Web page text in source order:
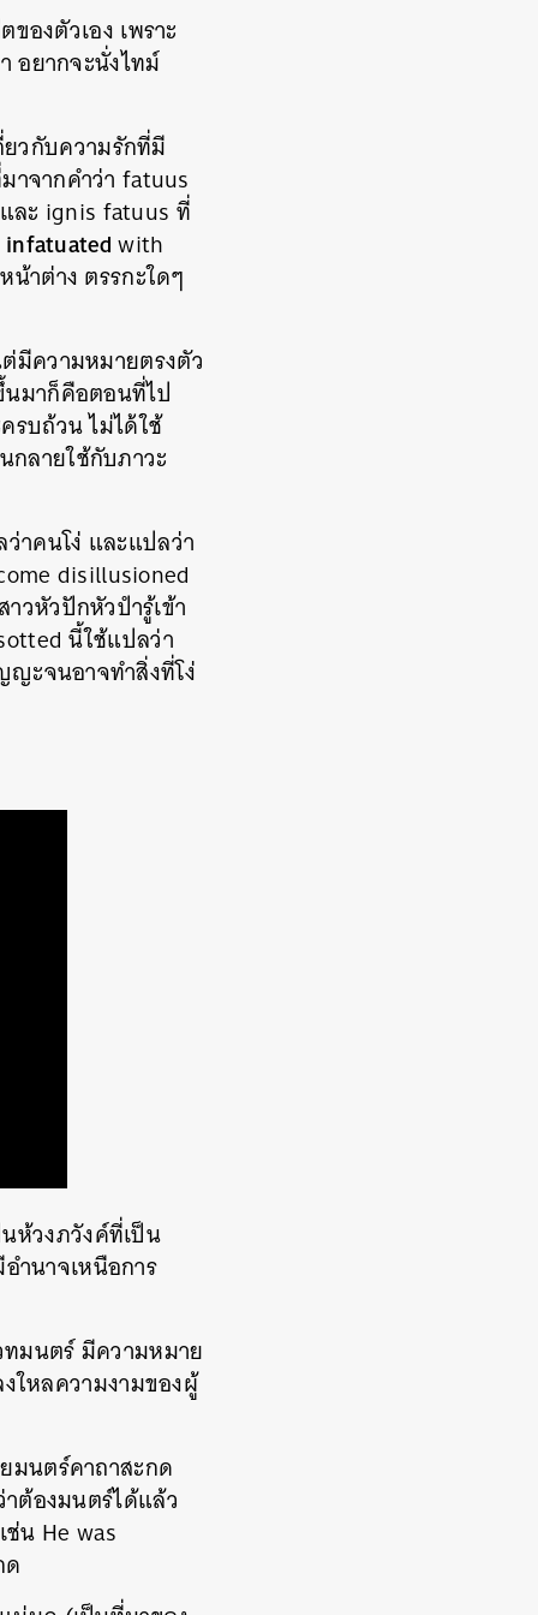
งตัวเอง เพราะ
อยากจะนั่งไทม์
วกับความรักที่มี
าจากคำว่า fatuus
ละ ignis fatuus ที่
infatuatedwith
าต่าง ตรรกะใดๆ
มีความหมายตรงตัว
นมาก็คือตอนที่ไป
รบถ้วน ไม่ได้ใช้
ลายใช้กับภาวะ
าคนโง่ และแปลว่า
disillusioned
วหัวปักหัวปำรู้เข้า
นี้ใช้แปลว่า
ญะจนอาจทำสิ่งที่โง่
ห้วงภวังค์ที่เป็น
ำนาจเหนือการ
มนตร์ มีความหมาย
ใหลความงามของผู้
มนตร์คาถาสะกด
ต้องมนตร์ได้แล้ว
น He was